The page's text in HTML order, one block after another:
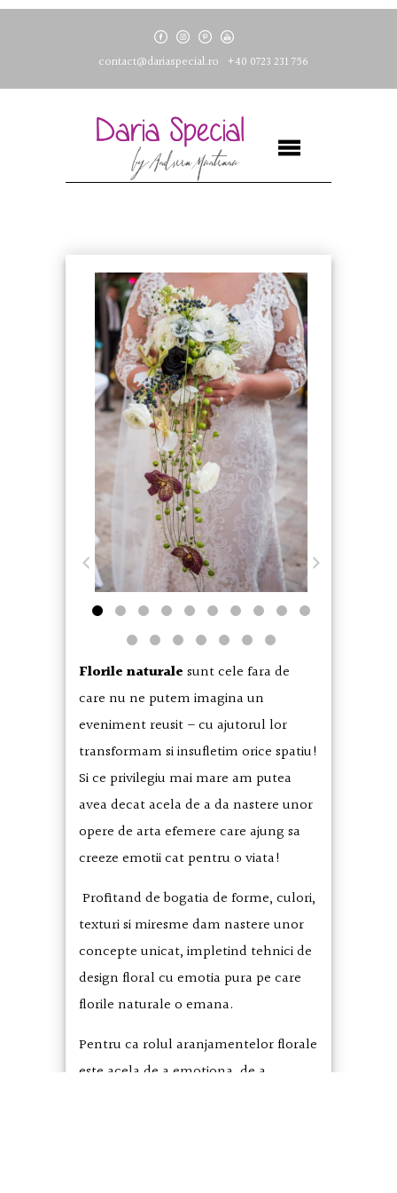
+40 0723 231 756
contact@dariaspecial.ro
prev next
Florile naturale sunt cele fara de
care nu ne putem imagina un
eveniment reusit – cu ajutorul lor
transformam si insufletim orice spatiu!
Si ce privilegiu mai mare am putea
avea decat acela de a da nastere unor
opere de arta efemere care ajung sa
creeze emotii cat pentru o viata!
Profitand de bogatia de forme, culori,
texturi si miresme dam nastere unor
concepte unicat, impletind tehnici de
design floral cu emotia pura pe care
florile naturale o emana.
Pentru ca rolul aranjamentelor florale
este acela de a emotiona, de a